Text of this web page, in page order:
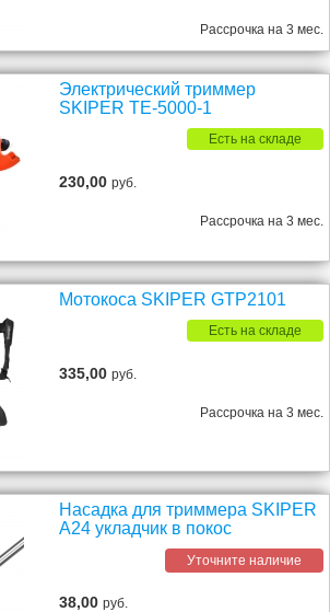
Рассрочка на 3 мес.
Электрический триммер
SKIPER TE-5000-1
Есть на складе
230,00руб.
Рассрочка на 3 мес.
Мотокоса SKIPER GTP2101
Есть на складе
335,00руб.
Рассрочка на 3 мес.
Насадка для триммера SKIPER
A24 укладчик в покос
Уточните наличие
38,00руб.